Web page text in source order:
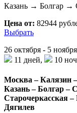
Казань → Болгар →
Цена от: 82944
Выбрать
26 октября - 5
11 дней,
10
Москва – Калязин
Казань – Болгар –
Старочеркасская –
Дягилев